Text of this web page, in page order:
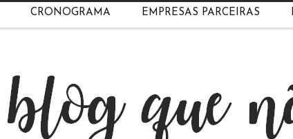
CRONOGRAMA EMPRESAS PARCEIRAS